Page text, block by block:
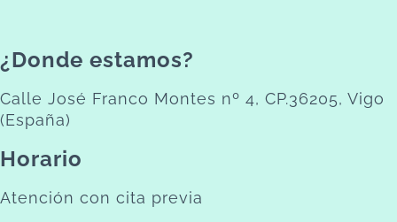
¿Donde estamos?
Calle José Franco Montes nº 4, CP.36205, Vigo
(España)
Horario
Atención con cita previa